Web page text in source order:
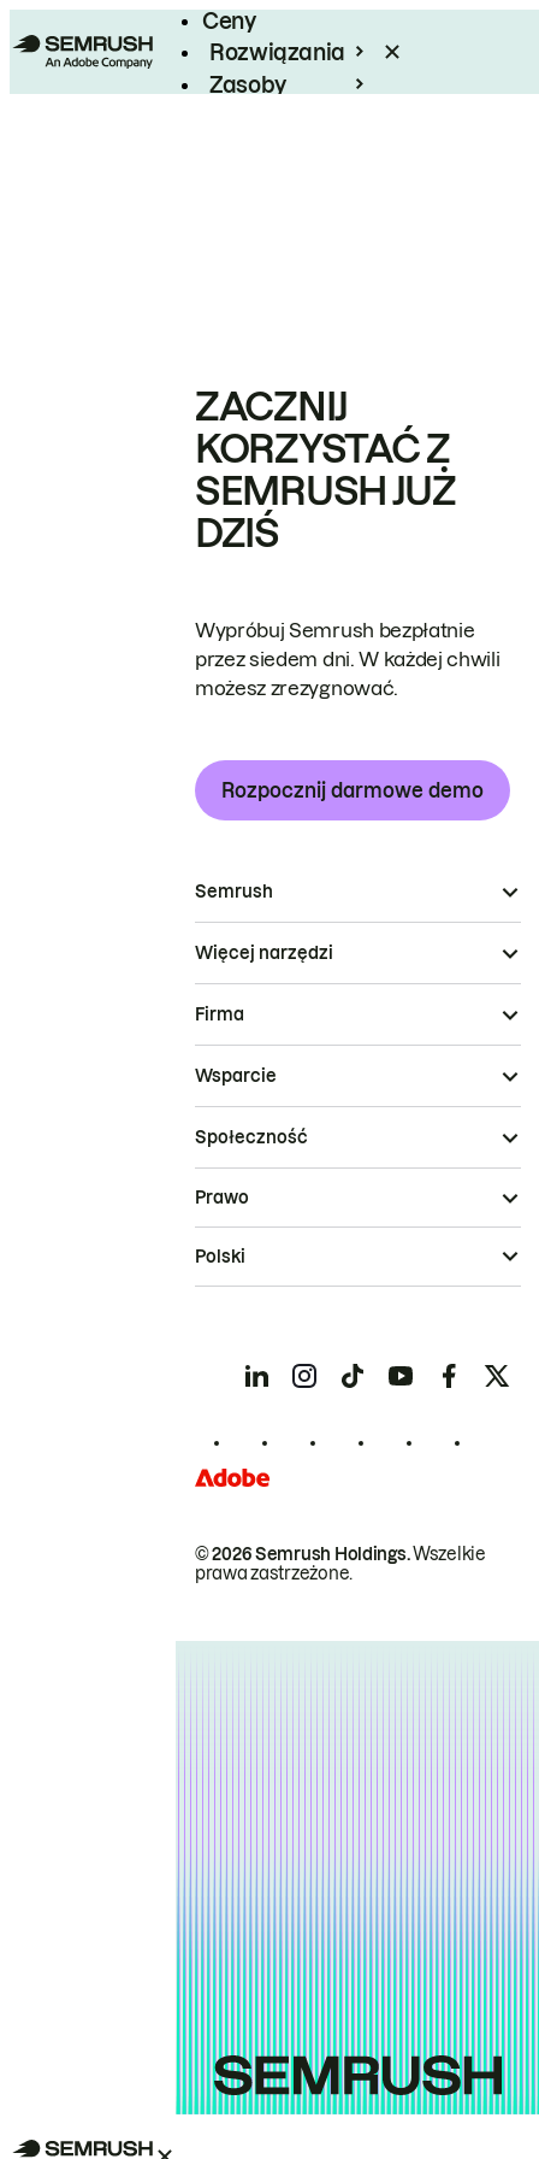
Ceny
Rozwiązania
Zasoby
ZACZNIJ
KORZYSTAĆ Z
SEMRUSH JUŻ
DZIŚ
Wypróbuj Semrush bezpłatnie
przez siedem dni. W każdej chwili
możesz zrezygnować.
Rozpocznij darmowe demo
Semrush
Więcej narzędzi
Firma
Wsparcie
Społeczność
© 2026 Semrush Holdings.Wszelkie
prawa zastrzeżone.
Prawo
Polski